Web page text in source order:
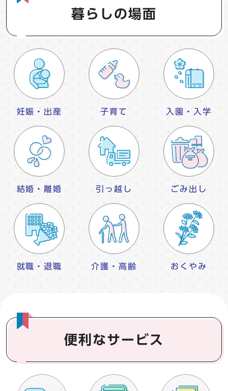
暮らしの場面
妊娠・出産 子育て 入園・入学
結婚・離婚 引っ越し ごみ出し
就職・退職 介護・高齢 おくやみ
便利なサービス